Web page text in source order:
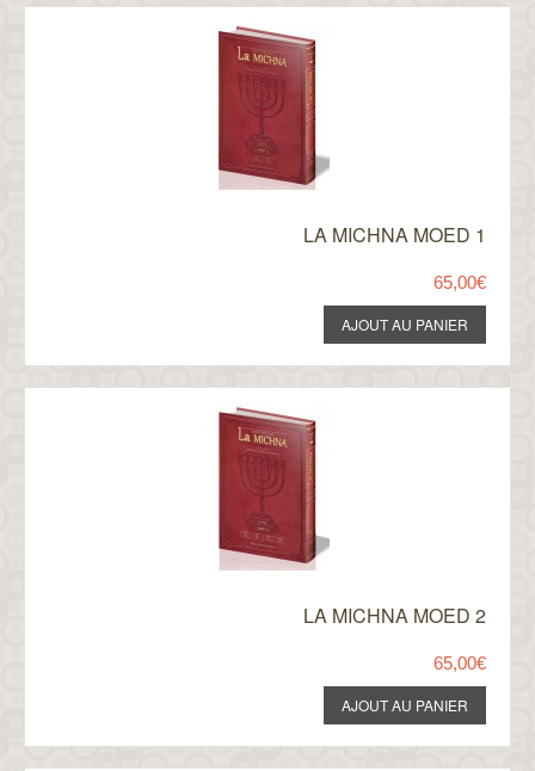
LA MICHNA MOED 1
65,00€
LA MICHNA MOED 2
65,00€